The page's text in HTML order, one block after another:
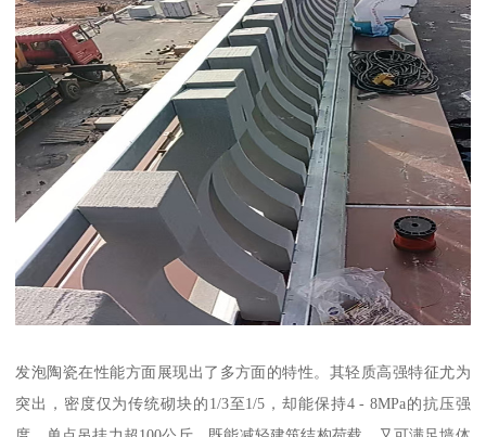
发泡陶瓷在性能方面展现出了多方面的特性。其轻质高强特征尤为
突出，密度仅为传统砌块的1/3至1/5，却能保持4 - 8MPa的抗压强